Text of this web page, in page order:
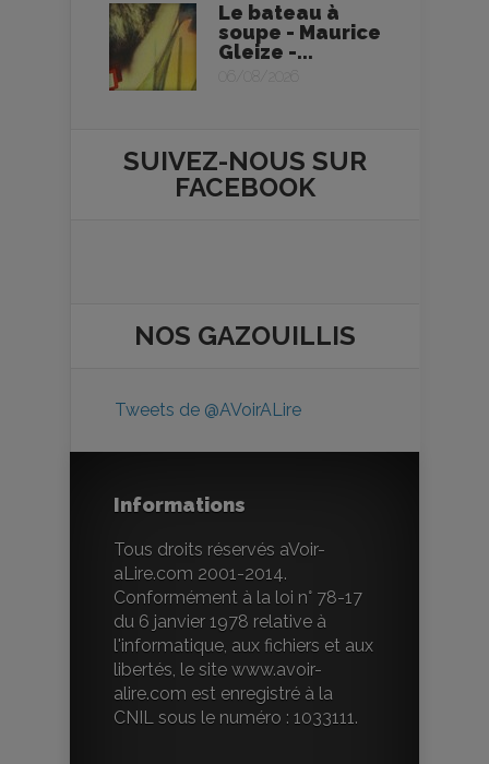
Le bateau à
soupe - Maurice
Gleize -...
06/08/2026
SUIVEZ-NOUS SUR
FACEBOOK
NOS GAZOUILLIS
Tweets de @AVoirALire
Informations
Tous droits réservés aVoir-
aLire.com 2001-2014.
Conformément à la loi n° 78-17
du 6 janvier 1978 relative à
l'informatique, aux fichiers et aux
libertés, le site www.avoir-
alire.com est enregistré à la
CNIL sous le numéro : 1033111.